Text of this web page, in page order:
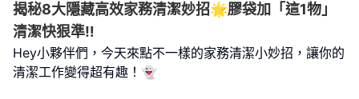
揭秘8大隱藏高效家務清潔妙招🌟膠袋加「這1物」
清潔快狠準‼️
Hey小夥伴們，今天來點不一樣的家務清潔小妙招，讓你的
清潔工作變得超有趣！👻